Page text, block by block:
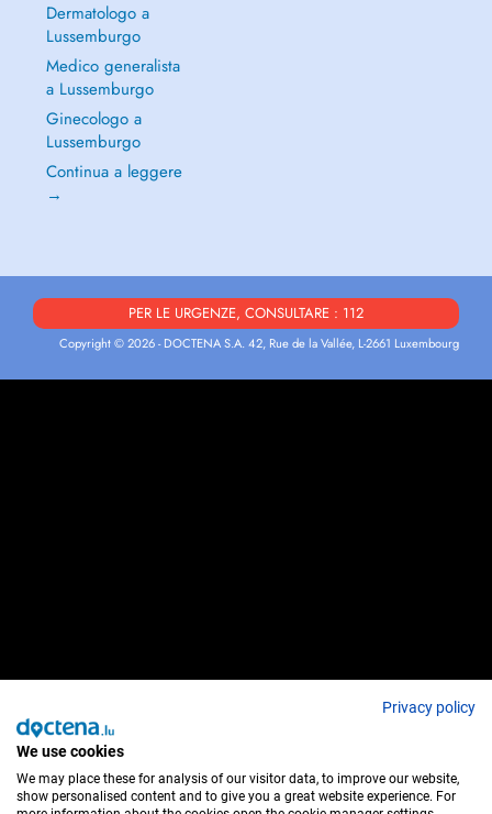
Dermatologo a
Lussemburgo
Medico generalista
a Lussemburgo
Ginecologo a
Lussemburgo
Continua a leggere
→
PER LE URGENZE, CONSULTARE : 112
Copyright © 2026 - DOCTENA S.A. 42, Rue de la Vallée, L-2661 Luxembourg
Privacy policy
We use cookies
We may place these for analysis of our visitor data, to improve our website,
show personalised content and to give you a great website experience. For